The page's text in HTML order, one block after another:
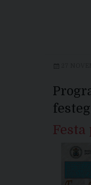
Festa